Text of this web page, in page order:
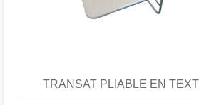
TRANSAT PLIABLE EN